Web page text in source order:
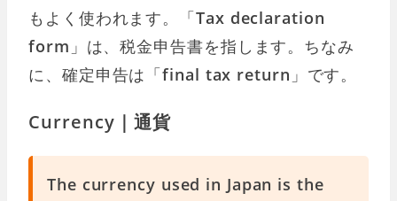
もよく使われます。「Tax declaration
form 」は、税金申告書を指します。ちなみ
に、確定申告は「final tax return 」です。
Currency｜通貨
The currency used in Japan is the